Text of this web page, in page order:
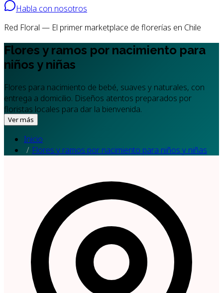
Habla con nosotros
Red Floral — El primer marketplace de florerías en Chile
Flores y ramos por nacimiento para
niños y niñas
Flores para nacimiento de bebé, suaves y naturales, con
entrega a domicilio. Diseños atentos preparados por
floristas locales para dar la bienvenida.
Ver más
Inicio
Flores y ramos por nacimiento para niños y niñas